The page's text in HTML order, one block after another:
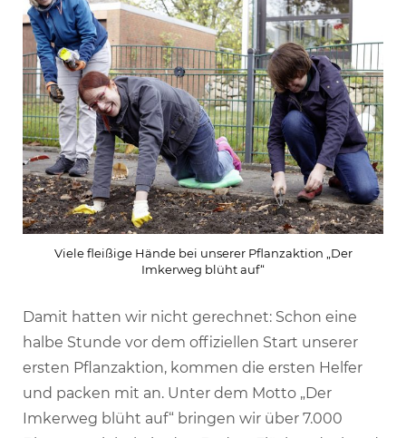
Viele fleißige Hände bei unserer Pflanzaktion „Der
Imkerweg blüht auf“
Damit hatten wir nicht gerechnet: Schon eine
halbe Stunde vor dem offiziellen Start unserer
ersten Pflanzaktion, kommen die ersten Helfer
und packen mit an. Unter dem Motto „Der
Imkerweg blüht auf“ bringen wir über 7.000